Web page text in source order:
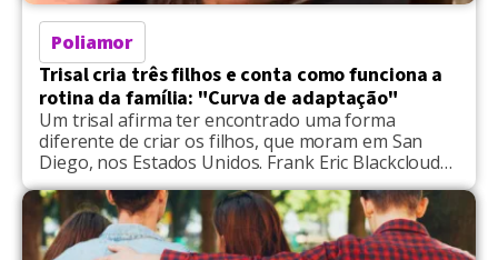
Poliamor
Trisal cria três filhos e conta como funciona a
rotina da família: "Curva de adaptação"
Um trisal afirma ter encontrado uma forma
diferente de criar os filhos, que moram em San
Diego, nos Estados Unidos. Frank Eric Blackcloud
II, de 40 anos, Tatyana Brown, de 33, e Lexi
Bowman, de 26, moram juntos com três crianças:
Oliver, de 13 anos, Sage, de 7, e Naiomi, de 5. O
relacionamento entre […]